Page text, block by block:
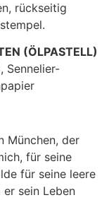
rückseitig
(ÖLPASTELL)
Sennelier-
München, der
für seine
für seine leere
sein Leben